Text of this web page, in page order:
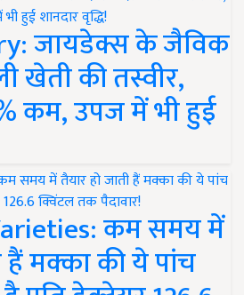
जायडेक्स के जैविक
खेती की तस्वीर,
कम, उपज में भी हुई
कम समय में
हैं मक्का की ये पांच